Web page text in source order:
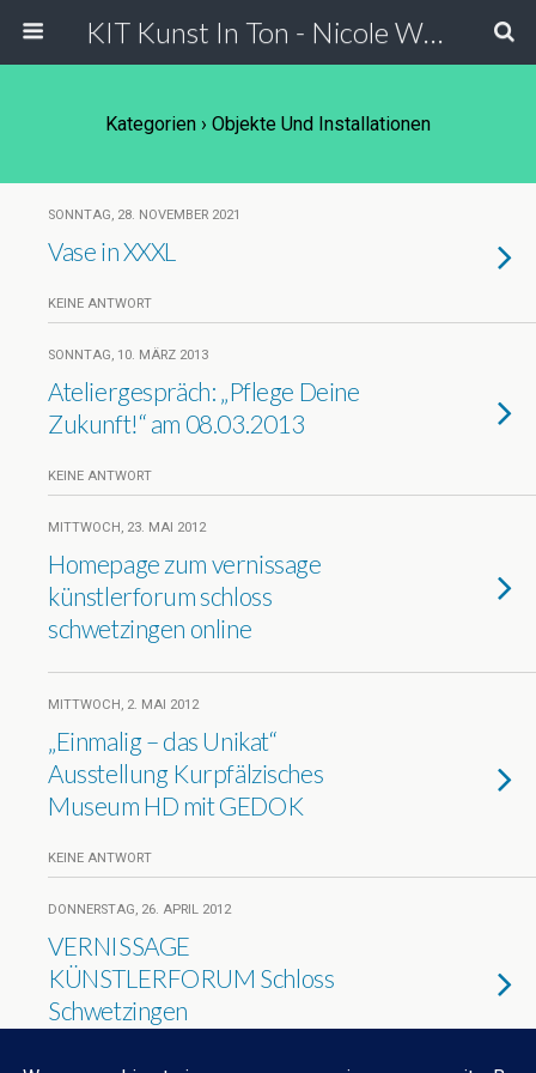
KIT Kunst In Ton - Nicole Wessels
Kategorien › Objekte Und Installationen
SONNTAG, 28. NOVEMBER 2021
Vase in XXXL
KEINE ANTWORT
SONNTAG, 10. MÄRZ 2013
Ateliergespräch: „Pflege Deine
Zukunft!“ am 08.03.2013
KEINE ANTWORT
MITTWOCH, 23. MAI 2012
Homepage zum vernissage
künstlerforum schloss
schwetzingen online
MITTWOCH, 2. MAI 2012
„Einmalig – das Unikat“
Ausstellung Kurpfälzisches
Museum HD mit GEDOK
KEINE ANTWORT
DONNERSTAG, 26. APRIL 2012
VERNISSAGE
KÜNSTLERFORUM Schloss
Schwetzingen